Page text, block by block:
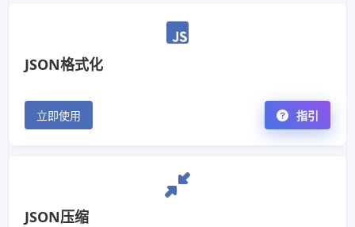
JSON格式化
立即使用 指引
JSON压缩